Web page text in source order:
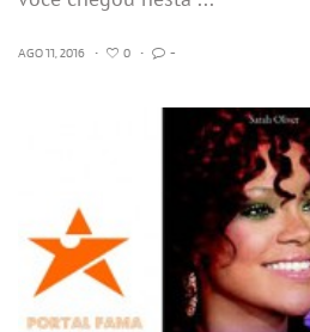
AGO 11, 2016 • 0 • -